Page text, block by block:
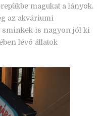
magukat a lányok.
az akváriumi
sminkek is nagyon jól ki
lévő állatok